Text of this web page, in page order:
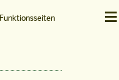
Funktionsseiten ≡